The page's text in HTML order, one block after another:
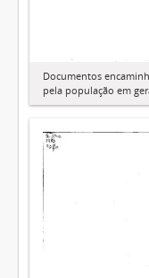
Documentos
pela população em